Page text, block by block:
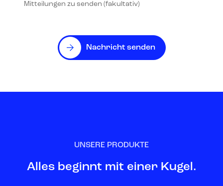
Mitteilungen zu senden (fakultativ)
Nachricht senden
UNSERE PRODUKTE
Alles beginnt mit einer Kugel.